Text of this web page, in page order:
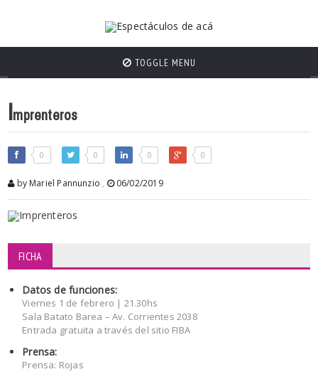
TOGGLE MENU
Imprenteros
0 0 0 0
by Mariel Pannunzio , 06/02/2019
FICHA
Datos de funciones:
Viernes 1 de febrero | 21.30hs
Sala Batato Barea – Av. Corrientes 2038
Entrada gratuita a través del sitio FIBA
Prensa:
Prensa: Rojas